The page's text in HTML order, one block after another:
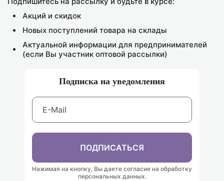
В КОРЗИНУ
Акций и скидок
Новых поступлений товара на склады
Актуальной информации для предпринимателей
(если Вы участник оптовой рассылки)
Подписка на уведомления
ПОДПИСАТЬСЯ
Нажимая на кнопку, Вы даете согласие на обработку
персональных данных.